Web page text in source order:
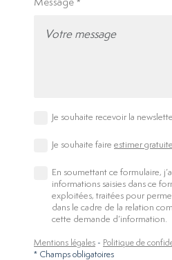
Message
Je souhaite recevoir la
Je souhaite faire estimer
En soumettant ce formulaire,
informations saisies dans ce
exploitées, traitées pour
dans le cadre de la relation
cette demande d’information.
Mentions légales - Politique de
* Champs obligatoires